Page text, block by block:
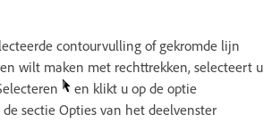
contourvulling of gekromde lijn
wilt maken met rechttrekken, selecteert u
en klikt u op de optie
de sectie Opties van het deelvenster